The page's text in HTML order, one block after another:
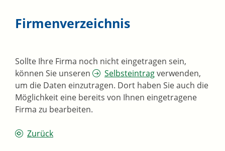
Firmenverzeichnis
Sollte Ihre Firma noch nicht eingetragen sein,
können Sie unseren
Selbsteintragverwenden,
um die Daten einzutragen. Dort haben Sie auch die
Möglichkeit eine bereits von Ihnen eingetragene
Firma zu bearbeiten.
Zurück